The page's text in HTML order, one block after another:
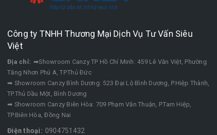
Công ty TNHH Thương Mại Dịch Vụ Tư Vấn Siêu
Việt
Địa chỉ: ➡Showroom Canzy TP Hồ Chí Minh: 459 Lê Văn Việt, Phường
Tăng Nhơn Phú A, TP.Thủ Đức
➡ Showroom Canzy Bình Dương: 523 Đại Lộ Bình Dương, P.Hiệp Thành,
TP.Thủ Dầu Một, Bình Dương
➡ Showroom Canzy Biên Hòa: 709 Phạm Văn Thuận, P.Tam Hiệp,
TP.Biên Hòa, Đồng Nai
Điện thoại: 0904751432